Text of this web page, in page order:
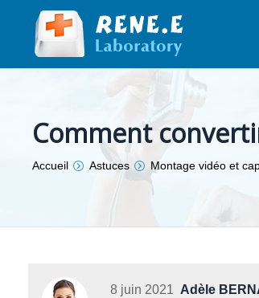
Comment
Vous êtes ici :
Accueil Astuces Montage vidéo et
8 juin 2021 Adèle